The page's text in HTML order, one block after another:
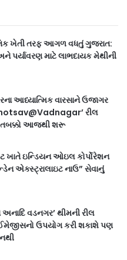
ખેતી તરફ આગળ વધતું ગુજરાત:
પર્યાવરણ માટે લાભદાયક મેથીની
આધ્યાત્મિક વારસાને ઉજાગર
રીલ
તબક્કો આજથી શરૂ
ખાતે ઇન્ડિયન ઓઇલ કોર્પોરેશન
એક્સ્ટ્રાલાઇટ નાઉ” સેવાનું
વડનગર’ થીમની રીલ
ઈમેજીસનો ઉપયોગ કરી શકાશે પણ